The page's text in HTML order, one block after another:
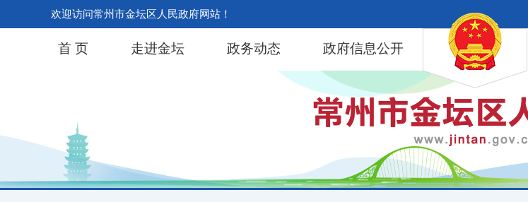
欢迎访问常州市金坛区人民政府网站！
首 页 走进金坛 政务动态 政府信息公开